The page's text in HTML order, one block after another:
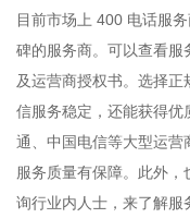
目前市场上 400 电话服
碑的服务商。可以查看服
及运营商授权书。选择正
信服务稳定，还能获得优
通、中国电信等大型运营
服务质量有保障。此外
询行业内人士，来了解服